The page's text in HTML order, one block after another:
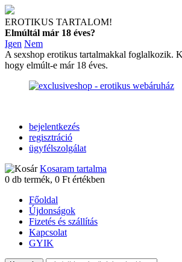
EROTIKUS TARTALOM!
Elmúltál már 18 éves?
Igen Nem
A sexshop erotikus tartalmakkal foglalkozik.
hogy elmúlt-e már 18 éves.
bejelentkezés
regisztráció
ügyfélszolgálat
Kosaram tartalma
0 db termék, 0 Ft értékben
Főoldal
Újdonságok
Fizetés és szállítás
Kapcsolat
GYIK